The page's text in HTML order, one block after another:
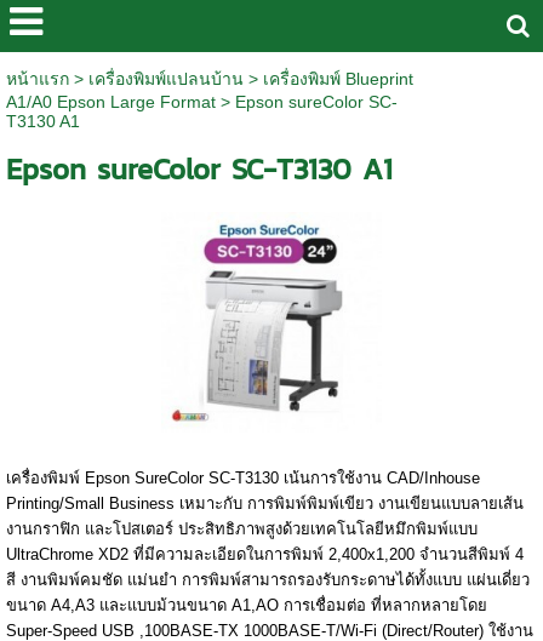
หน้าแรก> เครื่องพิมพ์แปลนบ้าน> เครื่องพิมพ์ Blueprint
A1/A0 Epson Large Format> Epson sureColor SC-
T3130 A1
Epson sureColor SC-T3130 A1
เครื่องพิมพ์ Epson SureColor SC-T3130 เน้นการใช้งาน CAD/Inhouse
Printing/Small Business เหมาะกับ การพิมพ์พิมพ์เขียว งานเขียนแบบลายเส้น
งานกราฟิก และโปสเตอร์ ประสิทธิภาพสูงด้วยเทคโนโลยีหมึกพิมพ์แบบ
UltraChrome XD2 ที่มีความละเอียดในการพิมพ์ 2,400x1,200 จํานวนสีพิมพ์ 4
สี งานพิมพ์คมชัด แม่นยํา การพิมพ์สามารถรองรับกระดาษได้ทั้งแบบ แผ่นเดี่ยว
ขนาด A4,A3 และแบบม้วนขนาด A1,AO การเชื่อมต่อ ที่หลากหลายโดย
Super-Speed USB ,100BASE-TX 1000BASE-T/Wi-Fi (Direct/Router) ใช้งาน